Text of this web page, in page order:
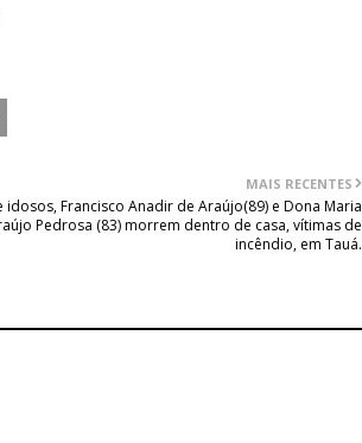
MAIS RECENTES
idosos, Francisco Anadir de Araújo(89) e Dona Maria
Pedrosa (83) morrem dentro de casa, vítimas de
incêndio, em Tauá.